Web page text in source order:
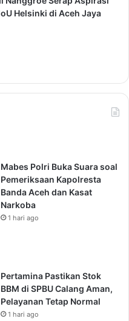
Helsinki di Aceh Jaya
Mabes Polri Buka Suara soal
Pemeriksaan Kapolresta
Banda Aceh dan Kasat
Narkoba
1 hari ago
Pertamina Pastikan Stok
BBM di SPBU Calang Aman,
Pelayanan Tetap Normal
1 hari ago